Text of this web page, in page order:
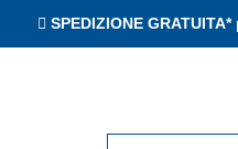
SPEDIZIONE GRATUITA*